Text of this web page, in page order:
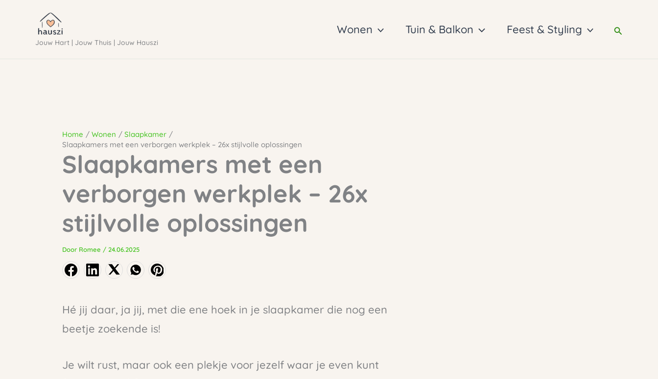
Jouw Hart | Jouw Thuis | Jouw Hauszi
Wonen Tuin & Balkon Feest & Styling Zoeken
Home Wonen
Slaapkamer
Slaapkamers met een verborgen werkplek – 26x stijlvolle oplossingen
Slaapkamers met een
verborgen werkplek – 26x
stijlvolle oplossingen
Door Romee / 24.06.2025
Hé jij daar, ja jij, met die ene hoek in je slaapkamer die nog een
beetje zoekende is!
Je wilt rust, maar ook een plekje voor jezelf waar je even kunt